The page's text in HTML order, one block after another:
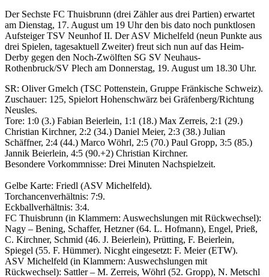
Der Sechste FC Thuisbrunn (drei Zähler aus drei Partien) erwartet
am Dienstag, 17. August um 19 Uhr den bis dato noch punktlosen
Aufsteiger TSV Neunhof II. Der ASV Michelfeld (neun Punkte aus
drei Spielen, tagesaktuell Zweiter) freut sich nun auf das Heim-
Derby gegen den Noch-Zwölften SG SV Neuhaus-
Rothenbruck/SV Plech am Donnerstag, 19. August um 18.30 Uhr.
SR: Oliver Gmelch (TSC Pottenstein, Gruppe Fränkische Schweiz).
Zuschauer: 125, Spielort Hohenschwärz bei Gräfenberg/Richtung
Neusles.
Tore: 1:0 (3.) Fabian Beierlein, 1:1 (18.) Max Zerreis, 2:1 (29.)
Christian Kirchner, 2:2 (34.) Daniel Meier, 2:3 (38.) Julian
Schäffner, 2:4 (44.) Marco Wöhrl, 2:5 (70.) Paul Gropp, 3:5 (85.)
Jannik Beierlein, 4:5 (90.+2) Christian Kirchner.
Besondere Vorkommnisse: Drei Minuten Nachspielzeit.
Gelbe Karte: Friedl (ASV Michelfeld).
Torchancenverhältnis: 7:9.
Eckballverhältnis: 3:4.
FC Thuisbrunn (in Klammern: Auswechslungen mit Rückwechsel):
Nagy – Bening, Schaffer, Hetzner (64. L. Hofmann), Engel, Prieß,
C. Kirchner, Schmid (46. J. Beierlein), Prütting, F. Beierlein,
Spiegel (55. F. Hümmer). Nicght eingesetzt: F. Meier (ETW).
ASV Michelfeld (in Klammern: Auswechslungen mit
Rückwechsel): Sattler – M. Zerreis, Wöhrl (52. Gropp), N. Metschl